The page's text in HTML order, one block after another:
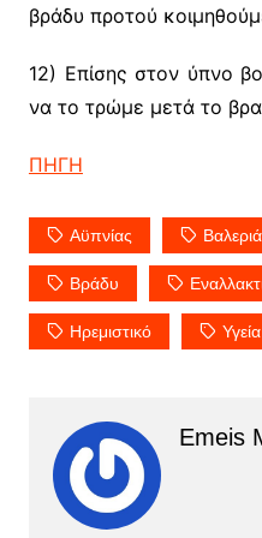
βράδυ προτού
12) Επίσης στον ύπνο
να το τρώμε μετά το
ΠΗΓΗ
Αϋπνίας
Βράδυ
Ηρεμιστικό Υγεία
Emeis